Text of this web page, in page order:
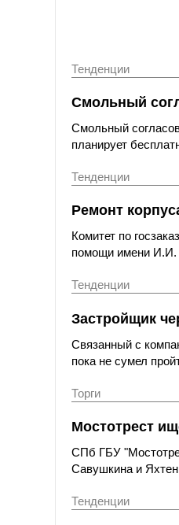
Тенденции
Смольный
Смольный
планирует
Тенденции
Ремонт
Комитет по
помощи имени И.И.
Тенденции
Застройщик
Связанный с
пока не сумел
Торги
Мостотрест
СПб ГБУ
Савушкина и
Тенденции